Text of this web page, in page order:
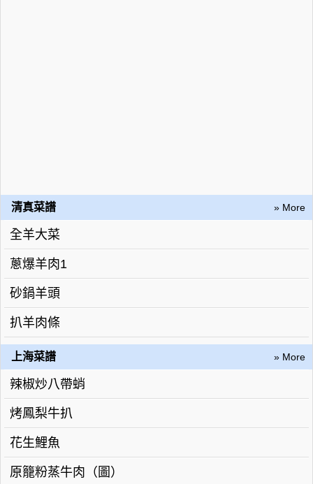
清真菜譜 » More
全羊大菜
蔥爆羊肉1
砂鍋羊頭
扒羊肉條
上海菜譜 » More
辣椒炒八帶蛸
烤鳳梨牛扒
花生鯉魚
原籠粉蒸牛肉（圖）